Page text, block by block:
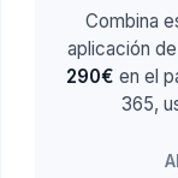
Combina
aplicación
290€ en el
365,